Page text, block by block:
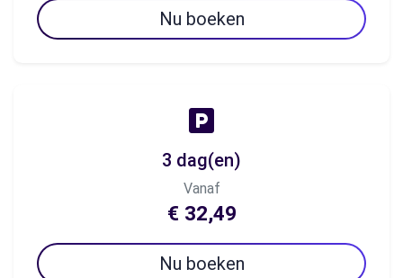
Nu boeken
3 dag(en)
Vanaf
€ 32,49
Nu boeken